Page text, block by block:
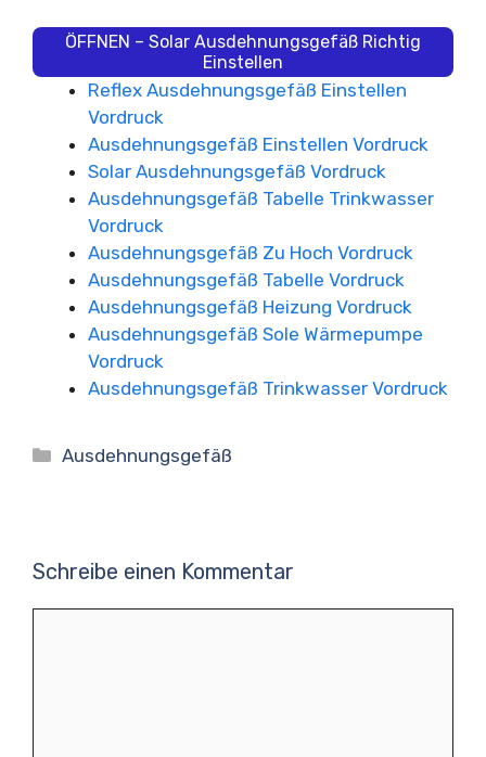
ÖFFNEN – Solar Ausdehnungsgefäß Richtig
Einstellen
Reflex Ausdehnungsgefäß Einstellen
Vordruck
Ausdehnungsgefäß Einstellen Vordruck
Solar Ausdehnungsgefäß Vordruck
Ausdehnungsgefäß Tabelle Trinkwasser
Vordruck
Ausdehnungsgefäß Zu Hoch Vordruck
Ausdehnungsgefäß Tabelle Vordruck
Ausdehnungsgefäß Heizung Vordruck
Ausdehnungsgefäß Sole Wärmepumpe
Vordruck
Ausdehnungsgefäß Trinkwasser Vordruck
Kategorien
Ausdehnungsgefäß
Schreibe einen Kommentar